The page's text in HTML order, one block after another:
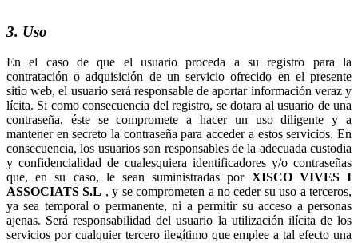
3. Uso
En el caso de que el usuario proceda a su registro para la
contratación o adquisición de un servicio ofrecido en el presente
sitio web, el usuario será responsable de aportar información veraz y
lícita. Si como consecuencia del registro, se dotara al usuario de una
contraseña, éste se compromete a hacer un uso diligente y a
mantener en secreto la contraseña para acceder a estos servicios. En
consecuencia, los usuarios son responsables de la adecuada custodia
y confidencialidad de cualesquiera identificadores y/o contraseñas
que, en su caso, le sean suministradas por
, y se comprometen a no ceder su uso a terceros,
ya sea temporal o permanente, ni a permitir su acceso a personas
ajenas. Será responsabilidad del usuario la utilización ilícita de los
servicios por cualquier tercero ilegítimo que emplee a tal efecto una